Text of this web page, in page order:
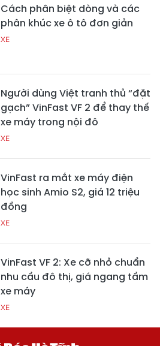
Cách phân biệt dòng và các
phân khúc xe ô tô đơn giản
XE
Người dùng Việt tranh thủ “đặt
gạch” VinFast VF 2 để thay thế
xe máy trong nội đô
XE
VinFast ra mắt xe máy điện
học sinh Amio S2, giá 12 triệu
đồng
XE
VinFast VF 2: Xe cỡ nhỏ chuẩn
nhu cầu đô thị, giá ngang tầm
xe máy
XE